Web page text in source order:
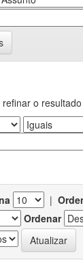
o
|
Ordenar